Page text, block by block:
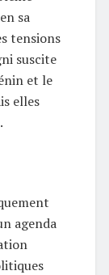
sa
tensions
suscite
et le
elles
agenda